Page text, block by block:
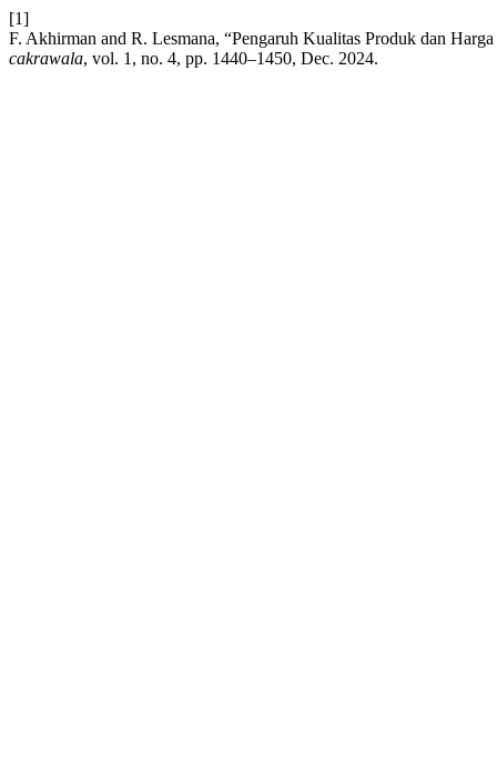
[1]
F. Akhirman and R. Lesmana, “Pengaruh Kualitas Produk dan
cakrawala, vol. 1, no. 4, pp. 1440–1450, Dec. 2024.